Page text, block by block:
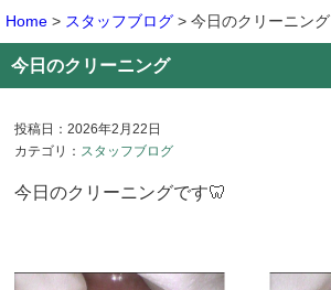
Home > スタッフブログ > 今日のクリーニング
今日のクリーニング
投稿日：2026年2月22日
カテゴリ： スタッフブログ
今日のクリーニングです🦷